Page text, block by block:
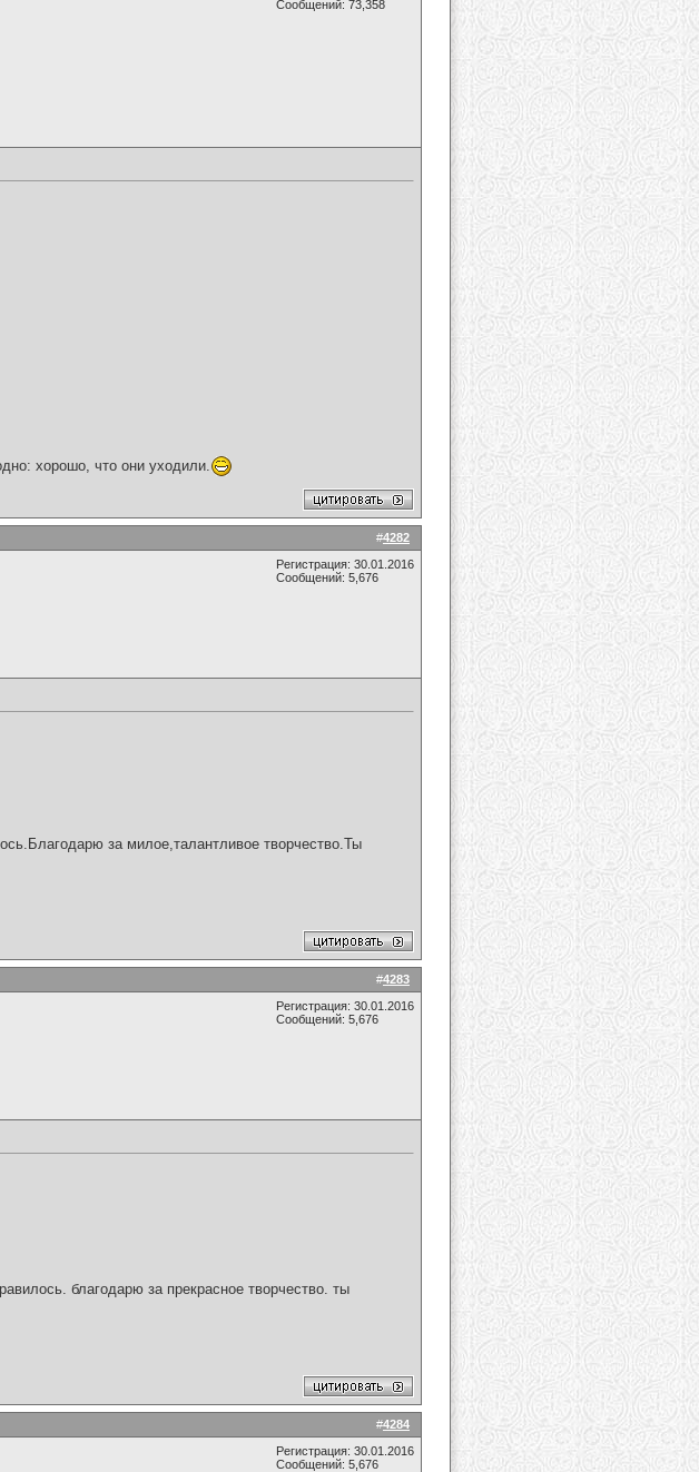
Сообщений: 73,358
хорошо, что они уходили.
#4282
Регистрация: 30.01.2016
Сообщений: 5,676
за милое,талантливое творчество.Ты
#4283
Регистрация: 30.01.2016
Сообщений: 5,676
благодарю за прекрасное творчество. ты
#4284
Регистрация: 30.01.2016
Сообщений: 5,676